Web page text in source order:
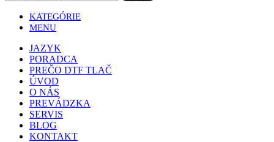
KATEGÓRIE
MENU
JAZYK
PORADCA
PREČO DTF TLAČ
ÚVOD
O NÁS
PREVÁDZKA
SERVIS
BLOG
KONTAKT